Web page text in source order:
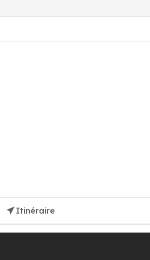
Itinéraire